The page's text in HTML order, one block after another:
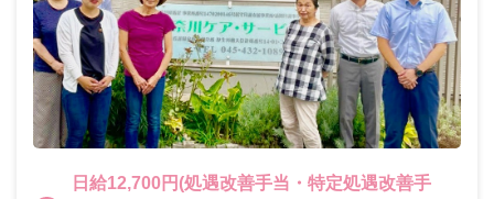
日給12,700円(処遇改善手当・特定処遇改善手